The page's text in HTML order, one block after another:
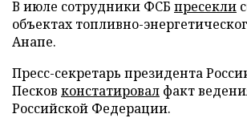
В июле сотрудники ФСБ пресекли
объектах топливно-
Анапе.
Пресс-секретарь президента
Песков констатировал факт
Российской Федерации.